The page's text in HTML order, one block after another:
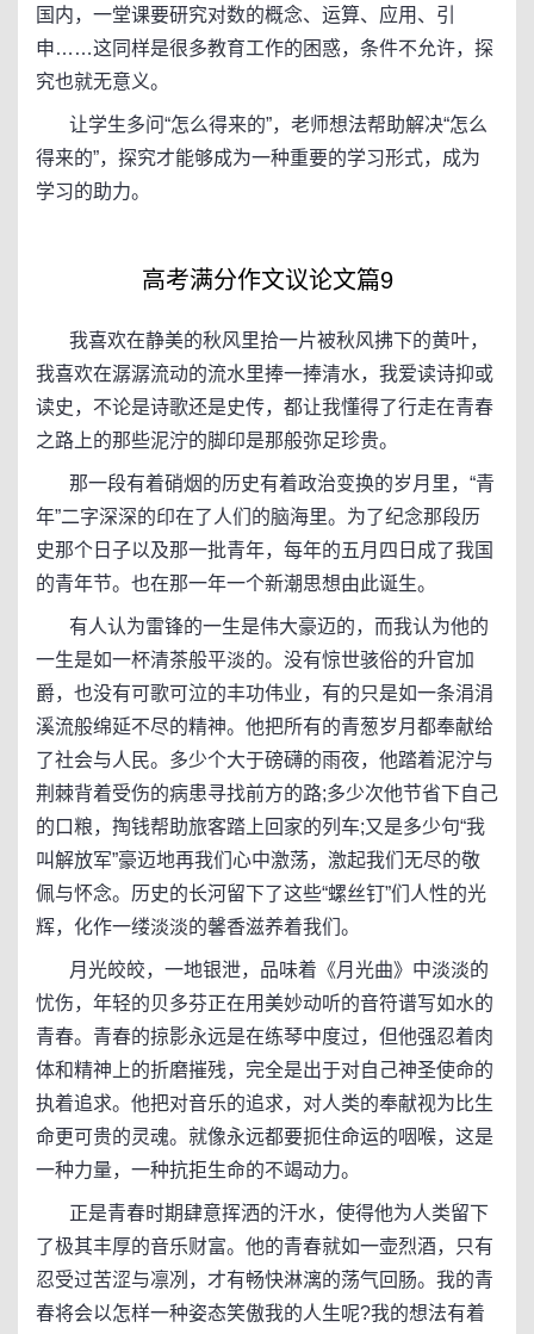
国内，一堂课要研究对数的概念、运算、应用、引
申……这同样是很多教育工作的困惑，条件不允许，探
究也就无意义。
让学生多问“怎么得来的”，老师想法帮助解决“怎么
得来的”，探究才能够成为一种重要的学习形式，成为
学习的助力。
高考满分作文议论文篇9
我喜欢在静美的秋风里拾一片被秋风拂下的黄叶，
我喜欢在潺潺流动的流水里捧一捧清水，我爱读诗抑或
读史，不论是诗歌还是史传，都让我懂得了行走在青春
之路上的那些泥泞的脚印是那般弥足珍贵。
那一段有着硝烟的历史有着政治变换的岁月里，“青
年”二字深深的印在了人们的脑海里。为了纪念那段历
史那个日子以及那一批青年，每年的五月四日成了我国
的青年节。也在那一年一个新潮思想由此诞生。
有人认为雷锋的一生是伟大豪迈的，而我认为他的
一生是如一杯清茶般平淡的。没有惊世骇俗的升官加
爵，也没有可歌可泣的丰功伟业，有的只是如一条涓涓
溪流般绵延不尽的精神。他把所有的青葱岁月都奉献给
了社会与人民。多少个大于磅礴的雨夜，他踏着泥泞与
荆棘背着受伤的病患寻找前方的路;多少次他节省下自己
的口粮，掏钱帮助旅客踏上回家的列车;又是多少句“我
叫解放军”豪迈地再我们心中激荡，激起我们无尽的敬
佩与怀念。历史的长河留下了这些“螺丝钉”们人性的光
辉，化作一缕淡淡的馨香滋养着我们。
月光皎皎，一地银泄，品味着《月光曲》中淡淡的
忧伤，年轻的贝多芬正在用美妙动听的音符谱写如水的
青春。青春的掠影永远是在练琴中度过，但他强忍着肉
体和精神上的折磨摧残，完全是出于对自己神圣使命的
执着追求。他把对音乐的追求，对人类的奉献视为比生
命更可贵的灵魂。就像永远都要扼住命运的咽喉，这是
一种力量，一种抗拒生命的不竭动力。
正是青春时期肆意挥洒的汗水，使得他为人类留下
了极其丰厚的音乐财富。他的青春就如一壶烈酒，只有
忍受过苦涩与凛冽，才有畅快淋漓的荡气回肠。我的青
春将会以怎样一种姿态笑傲我的人生呢?我的想法有着